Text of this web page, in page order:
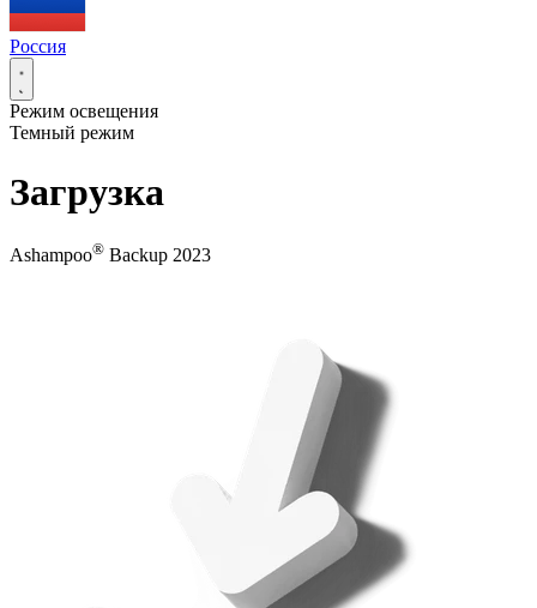
Россия
Режим освещения
Темный режим
Загрузка
Ashampoo® Backup 2023